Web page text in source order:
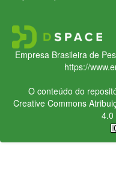
Empresa Brasileira de
https://
O conteúdo do
Creative Commons
4.0